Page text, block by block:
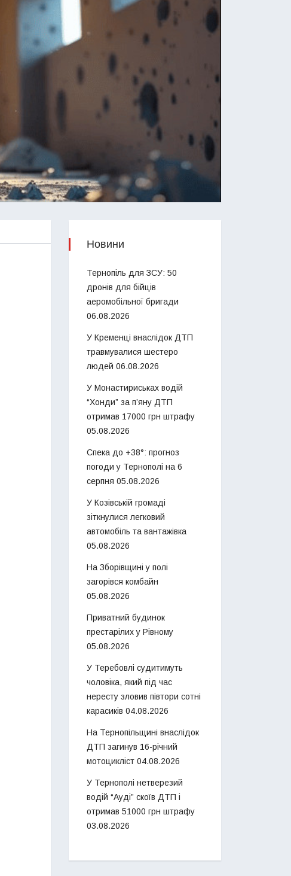
Новини
Тернопіль для ЗСУ: 50
дронів для бійців
аеромобільної бригади
06.08.2026
У Кременці внаслідок ДТП
травмувалися шестеро
людей 06.08.2026
У Монастириськах водій
“Хонди” за п’яну ДТП
отримав 17000 грн штрафу
05.08.2026
Спека до +38°: прогноз
погоди у Тернополі на 6
серпня 05.08.2026
У Козівській громаді
зіткнулися легковий
автомобіль та вантажівка
05.08.2026
На Зборівщині у полі
загорівся комбайн
05.08.2026
Приватний будинок
престарілих у Рівному
05.08.2026
У Теребовлі судитимуть
чоловіка, який під час
нересту зловив півтори сотні
карасиків 04.08.2026
На Тернопільщині внаслідок
ДТП загинув 16-річний
мотоцикліст 04.08.2026
У Тернополі нетверезий
водій “Ауді” скоїв ДТП і
отримав 51000 грн штрафу
03.08.2026